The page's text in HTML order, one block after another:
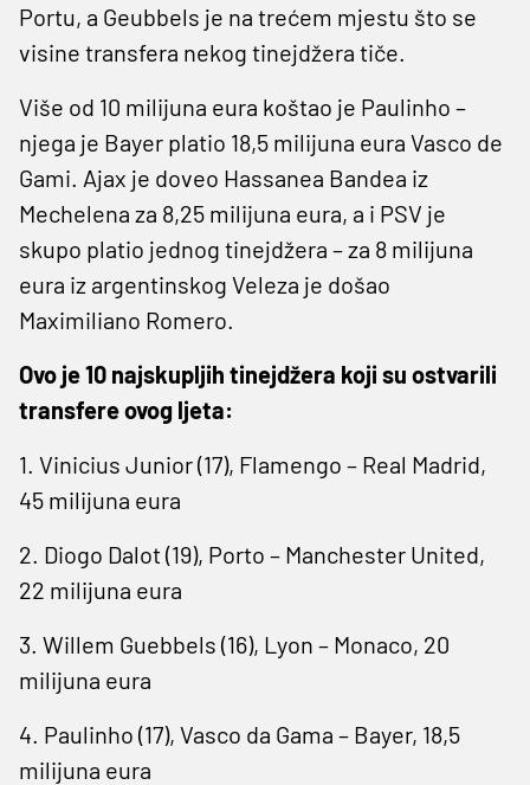
Portu, a Geubbels je na trećem mjestu što se
visine transfera nekog tinejdžera tiče.
Više od 10 milijuna eura koštao je Paulinho –
njega je Bayer platio 18,5 milijuna eura Vasco de
Gami. Ajax je doveo Hassanea Bandea iz
Mechelena za 8,25 milijuna eura, a i PSV je
skupo platio jednog tinejdžera – za 8 milijuna
eura iz argentinskog Veleza je došao
Maximiliano Romero.
Ovo je 10 najskupljih tinejdžera koji su ostvarili
transfere ovog ljeta:
1. Vinicius Junior (17), Flamengo – Real Madrid,
45 milijuna eura
2. Diogo Dalot (19), Porto – Manchester United,
22 milijuna eura
3. Willem Guebbels (16), Lyon – Monaco, 20
milijuna eura
4. Paulinho (17), Vasco da Gama – Bayer, 18,5
milijuna eura